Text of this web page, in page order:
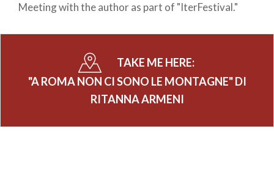
Meeting with the author as part of "IterFestival."
TAKE ME HERE:
"A ROMA NON CI SONO LE MONTAGNE" DI
RITANNA ARMENI